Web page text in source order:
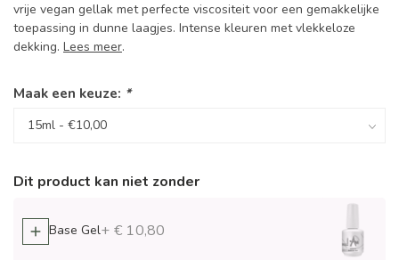
vrije vegan gellak met perfecte viscositeit voor een gemakkelijke
toepassing in dunne laagjes. Intense kleuren met vlekkeloze
dekking. Lees meer.
Maak een keuze: *
Dit product kan niet zonder
Base Gel+ € 10,80